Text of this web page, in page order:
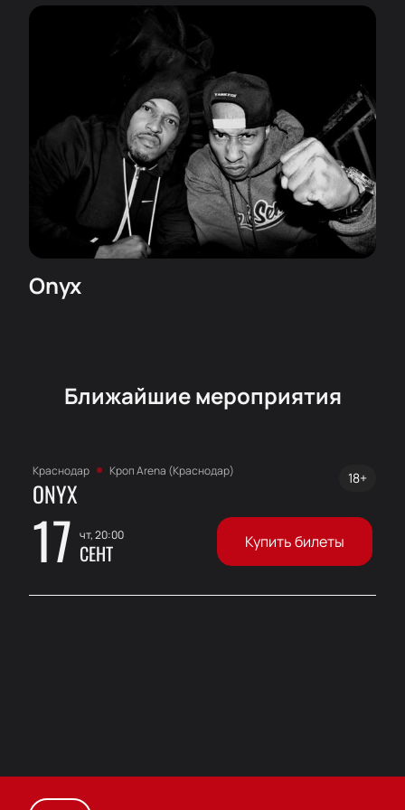
Станьте частью этого долгожданного вечера и
прочувствуйте атмосферу настоящего живого
выступления Onyx в Москве!
Onyx
Ближайшие мероприятия
Краснодар Кроп Arena (Краснодар)
ONYX
17 чт, 20:00
СЕНТ
18+
Купить билеты